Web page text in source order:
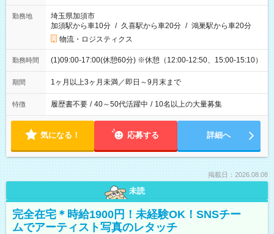
勤務地
埼玉県加須市
加須駅から車10分 / 久喜駅から車20分 / 鴻巣駅から車20分
物流・ロジスティクス
勤務時間 (1)09:00-17:00(休憩60分) ※休憩（12:00-12:50、15:00-15:10）
期間 1ヶ月以上3ヶ月未満／即日～9月末まで
特徴 履歴書不要 / 40～50代活躍中 / 10名以上の大量募集
気になる！ 応募する 詳細へ
掲載日：2026.08.08
未読
完全在宅＊時給1900円！未経験OK！SNSチー
ムでアーティスト写真のレタッチ